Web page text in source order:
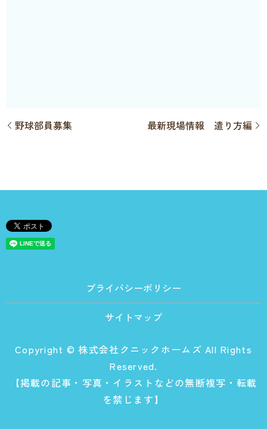
野球部員募集 最新現場情報 遣り方編
プライバシーポリシー
サイトマップ
Copyright © 株式会社クニックホームズ All Rights
Reserved.
【掲載の記事・写真・イラストなどの無断複写・転載
を禁じます】